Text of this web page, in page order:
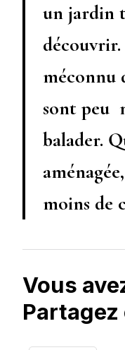
un jardin
méconnu
sont peu
balader.
moins de
Vous